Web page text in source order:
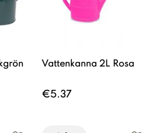
Vattenkanna 2L Rosa
€5.37